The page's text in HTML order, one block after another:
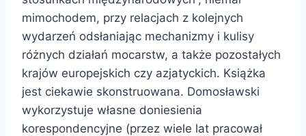
mimochodem, przy relacjach z kolejnych
wydarzeń odsłaniając mechanizmy i kulisy
różnych działań mocarstw, a także pozostałych
krajów europejskich czy azjatyckich. Książka
jest ciekawie skonstruowana. Domosławski
wykorzystuje własne doniesienia
korespondencyjne (przez wiele lat pracował